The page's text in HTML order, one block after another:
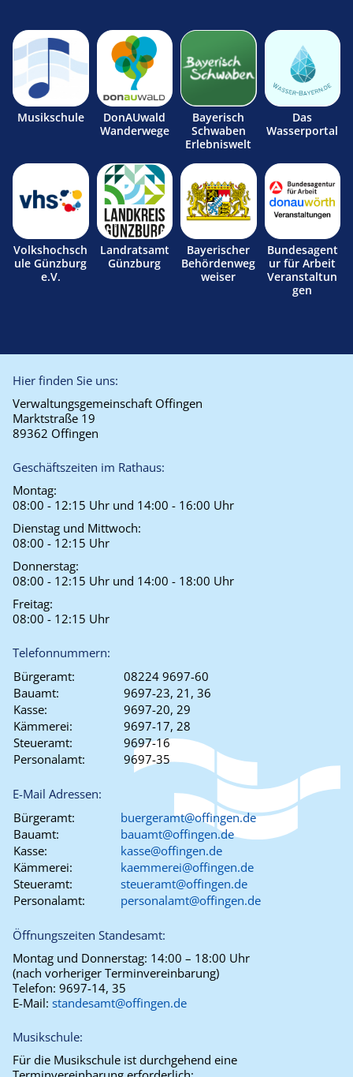
Musikschule
DonAUwald
Wanderwege
Bayerisch
Schwaben
Erlebniswelt
Das
Wasserportal
Volkshochsch
ule Günzburg
e.V.
Landratsamt
Günzburg
Bayerischer
Behördenweg
weiser
Bundesagent
ur für Arbeit
Veranstaltun
gen
Hier finden Sie uns:
Verwaltungsgemeinschaft Offingen
Marktstraße 19
89362 Offingen
Geschäftszeiten im Rathaus:
Montag:
08:00 - 12:15 Uhr und 14:00 - 16:00 Uhr
Dienstag und Mittwoch:
08:00 - 12:15 Uhr
Donnerstag:
08:00 - 12:15 Uhr und 14:00 - 18:00 Uhr
Freitag:
08:00 - 12:15 Uhr
Telefonnummern:
Bürgeramt:
08224 9697-60
Bauamt:
9697-23, 21, 36
Kasse:
9697-20, 29
Kämmerei:
9697-17, 28
Steueramt:
9697-16
Personalamt:
9697-35
E-Mail Adressen:
Bürgeramt:
buergeramt@offingen.de
Bauamt:
bauamt@offingen.de
Kasse:
kasse@offingen.de
Kämmerei:
kaemmerei@offingen.de
Steueramt:
steueramt@offingen.de
Personalamt:
personalamt@offingen.de
Öffnungszeiten Standesamt:
Montag und Donnerstag: 14:00 – 18:00 Uhr
(nach vorheriger Terminvereinbarung)
Telefon: 9697-14, 35
E-Mail: standesamt@offingen.de
Musikschule:
Für die Musikschule ist durchgehend eine